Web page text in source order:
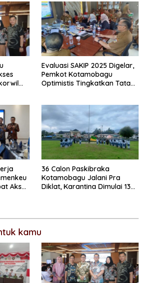
Evaluasi SAKIP 2025 Digelar,
Pemkot Kotamobagu
Optimistis Tingkatkan Tata
Akses
36 Calon Paskibraka
Kotamobagu Jalani Pra
Diklat, Karantina Dimulai 13
kamu